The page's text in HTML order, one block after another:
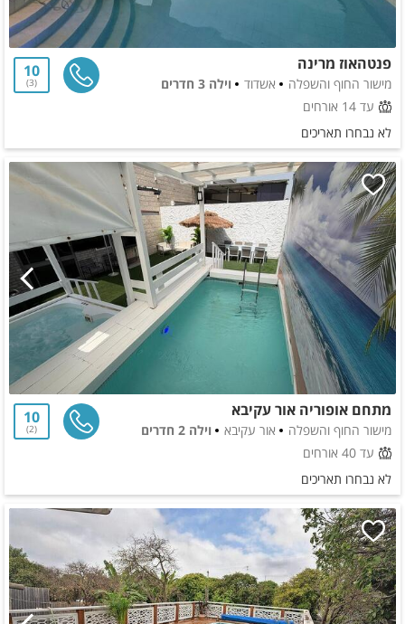
פנטהאוז מרינה
מישור החוף והשפלה אשדוד
וילה 3 חדרים
עד 14 אורחים
10
3
לא נבחרו תאריכים
מתחם אופוריה אור עקיבא
מישור החוף והשפלה אור עקיבא
וילה 2 חדרים
עד 40 אורחים
10
2
לא נבחרו תאריכים